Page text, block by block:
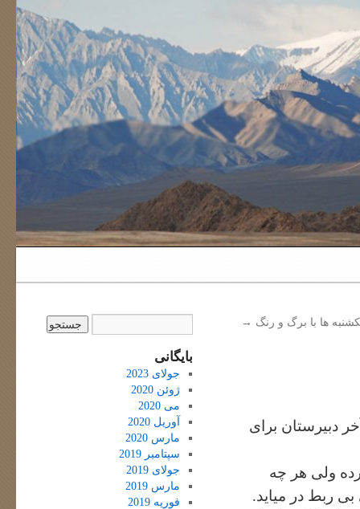
ها با برگ و رنگ →
دبیرستان برای
ولی هر چه
ربط در میاید.
بایگانی
جولای 2023
ژوئن 2020
می 2020
آوریل 2020
مارس 2020
سپتامبر 2019
جولای 2019
مارس 2019
فوریه 2019